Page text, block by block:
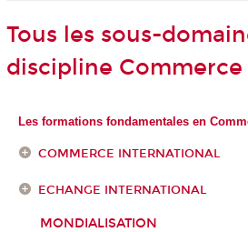
Tous les sous-
discipline
Les formations fondamentales en
COMMERCE INTERNATIONAL
ECHANGE INTERNATIONAL
MONDIALISATION